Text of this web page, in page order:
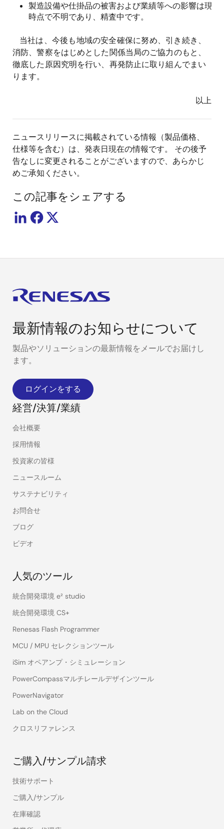
製造設備や仕掛品の被害および業績等への影響は現
時点で不明であり、精査中です。
当社は、今後も地域の安全確保に努め、引き続き、
消防、警察をはじめとした関係当局のご協力のもと、
徹底した原因究明を行い、再発防止に取り組んでまい
ります。
以上
ニュースリリースに掲載されている情報（製品価格、
仕様等を含む）は、発表日現在の情報です。 その後予
告なしに変更されることがございますので、あらかじ
めご承知ください。
この記事をシェアする
最新情報のお知らせについて
製品やソリューションの最新情報をメールでお届けし
ます。
ログインをする
経営/決算/業績
会社概要
採用情報
投資家の皆様
ニュースルーム
サステナビリティ
お問合せ
ブログ
ビデオ
人気のツール
統合開発環境 e² studio
統合開発環境 CS+
Renesas Flash Programmer
MCU / MPU セレクションツール
iSim オペアンプ・シミュレーション
PowerCompassマルチレールデザインツール
PowerNavigator
Lab on the Cloud
クロスリファレンス
ご購入/サンプル請求
技術サポート
ご購入/サンプル
在庫確認